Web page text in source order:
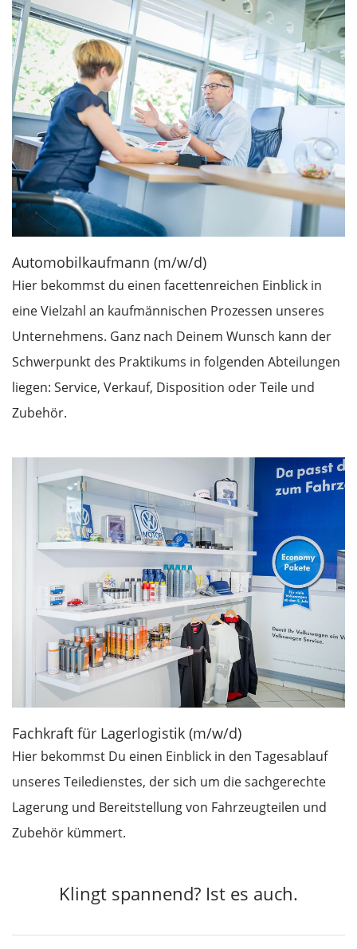
Automobilkaufmann (m/w/d)
Hier bekommst du einen facettenreichen Einblick in
eine Vielzahl an kaufmännischen Prozessen unseres
Unternehmens. Ganz nach Deinem Wunsch kann der
Schwerpunkt des Praktikums in folgenden Abteilungen
liegen: Service, Verkauf, Disposition oder Teile und
Zubehör.
Fachkraft für Lagerlogistik (m/w/d)
Hier bekommst Du einen Einblick in den Tagesablauf
unseres Teiledienstes, der sich um die sachgerechte
Lagerung und Bereitstellung von Fahrzeugteilen und
Zubehör kümmert.
Klingt spannend? Ist es auch.